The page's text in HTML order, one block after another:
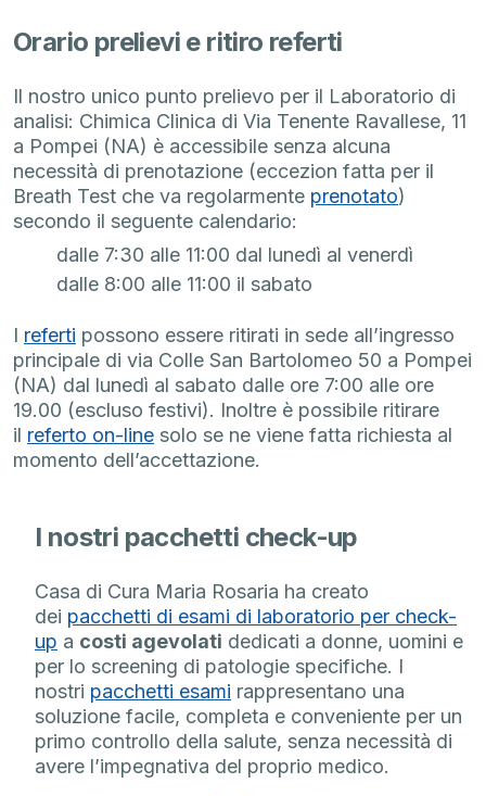
Orario prelievi e ritiro referti
Il nostro unico punto prelievo per il Laboratorio di
analisi: Chimica Clinica di Via Tenente Ravallese, 11
a Pompei (NA) è accessibile senza alcuna
necessità di prenotazione (eccezion fatta per il
Breath Test che va regolarmente prenotato)
secondo il seguente calendario:
dalle 7:30 alle 11:00 dal lunedì al venerdì
dalle 8:00 alle 11:00 il sabato
I referti possono essere ritirati in sede all’ingresso
principale di via Colle San Bartolomeo 50 a Pompei
(NA) dal lunedì al sabato dalle ore 7:00 alle ore
19.00 (escluso festivi). Inoltre è possibile ritirare
il referto on-line solo se ne viene fatta richiesta al
momento dell’accettazione.
I nostri pacchetti check-up
Casa di Cura Maria Rosaria ha creato
dei pacchetti di esami di laboratorio per check-
up a costi agevolati dedicati a donne, uomini e
per lo screening di patologie specifiche. I
nostri pacchetti esami rappresentano una
soluzione facile, completa e conveniente per un
primo controllo della salute, senza necessità di
avere l’impegnativa del proprio medico.